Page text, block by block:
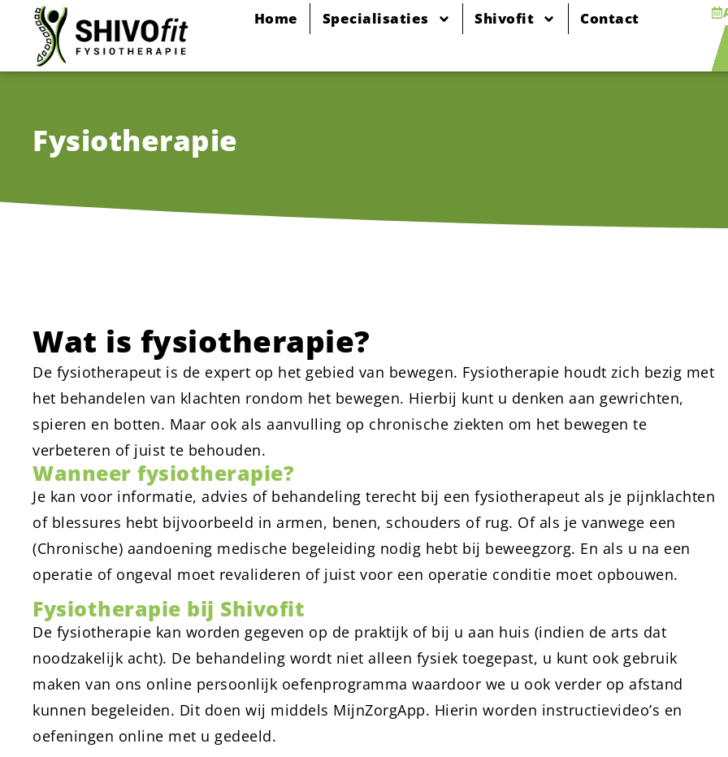
Home Specialisaties Shivofit Contact
Fysiotherapie
Wat is fysiotherapie?
De fysiotherapeut is de expert op het gebied van bewegen. Fysiotherapie houdt zich bezig met
het behandelen van klachten rondom het bewegen. Hierbij kunt u denken aan gewrichten,
spieren en botten. Maar ook als aanvulling op chronische ziekten om het bewegen te
verbeteren of juist te behouden.
Wanneer fysiotherapie?
Je kan voor informatie, advies of behandeling terecht bij een fysiotherapeut als je pijnklachten
of blessures hebt bijvoorbeeld in armen, benen, schouders of rug. Of als je vanwege een
(Chronische) aandoening medische begeleiding nodig hebt bij beweegzorg. En als u na een
operatie of ongeval moet revalideren of juist voor een operatie conditie moet opbouwen.
Fysiotherapie bij Shivofit
De fysiotherapie kan worden gegeven op de praktijk of bij u aan huis (indien de arts dat
noodzakelijk acht). De behandeling wordt niet alleen fysiek toegepast, u kunt ook gebruik
maken van ons online persoonlijk oefenprogramma waardoor we u ook verder op afstand
kunnen begeleiden. Dit doen wij middels MijnZorgApp. Hierin worden instructievideo’s en
oefeningen online met u gedeeld.